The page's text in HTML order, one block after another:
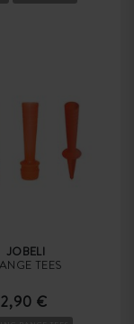
JOBELI
TEES
2,90 €